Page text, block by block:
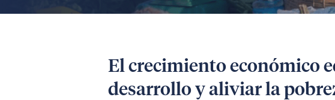
El crecimiento económico
desarrollo y aliviar la